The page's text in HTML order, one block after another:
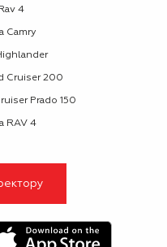
4
Camry
Cruiser 200
Prado 150
RAV 4